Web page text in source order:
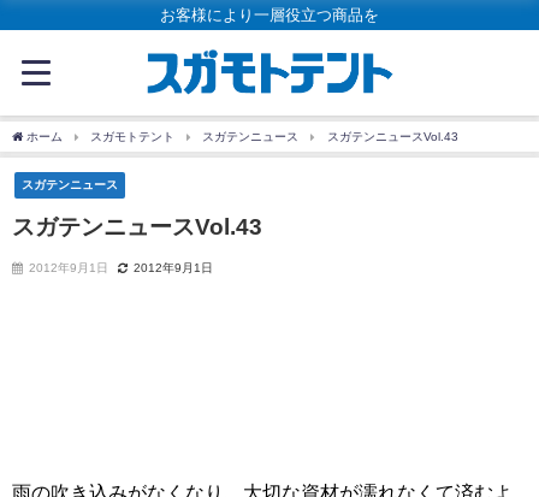
お客様により一層役立つ商品を
ホーム スガモトテント スガテンニュース スガテンニュースVol.43
スガテンニュース
スガテンニュースVol.43
2012年9月1日 2012年9月1日
雨の吹き込みがなくなり、大切な資材が濡れなくて済むよ